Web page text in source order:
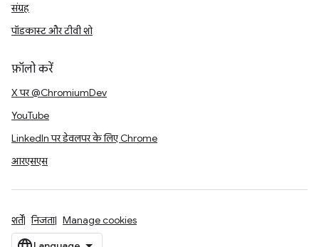
संग्रह
पॉडकास्ट और टीवी शो
फ़ॉलो करें
X पर @ChromiumDev
YouTube
LinkedIn पर डेवलपर के लिए Chrome
आरएसएस
शर्तें निजता Manage cookies